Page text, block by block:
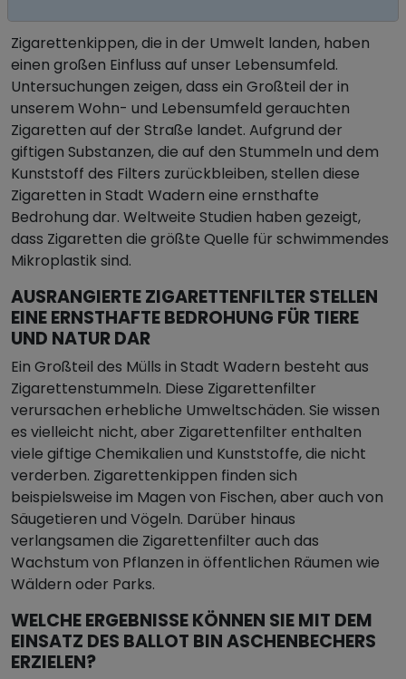
Zigarettenkippen, die in der Umwelt landen, haben
einen großen Einfluss auf unser Lebensumfeld.
Untersuchungen zeigen, dass ein Großteil der in
unserem Wohn- und Lebensumfeld gerauchten
Zigaretten auf der Straße landet. Aufgrund der
giftigen Substanzen, die auf den Stummeln und dem
Kunststoff des Filters zurückbleiben, stellen diese
Zigaretten in Stadt Wadern eine ernsthafte
Bedrohung dar. Weltweite Studien haben gezeigt,
dass Zigaretten die größte Quelle für schwimmendes
Mikroplastik sind.
AUSRANGIERTE ZIGARETTENFILTER STELLEN
EINE ERNSTHAFTE BEDROHUNG FÜR TIERE
UND NATUR DAR
Ein Großteil des Mülls in Stadt Wadern besteht aus
Zigarettenstummeln. Diese Zigarettenfilter
verursachen erhebliche Umweltschäden. Sie wissen
es vielleicht nicht, aber Zigarettenfilter enthalten
viele giftige Chemikalien und Kunststoffe, die nicht
verderben. Zigarettenkippen finden sich
beispielsweise im Magen von Fischen, aber auch von
Säugetieren und Vögeln. Darüber hinaus
verlangsamen die Zigarettenfilter auch das
Wachstum von Pflanzen in öffentlichen Räumen wie
Wäldern oder Parks.
WELCHE ERGEBNISSE KÖNNEN SIE MIT DEM
EINSATZ DES BALLOT BIN ASCHENBECHERS
ERZIELEN?